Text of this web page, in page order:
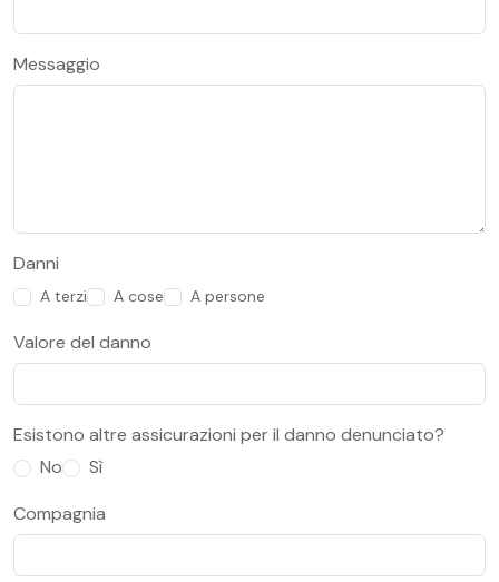
Messaggio
Danni
A terzi A cose A persone
Valore del danno
Esistono altre assicurazioni per il danno denunciato?
No
Sì
Compagnia